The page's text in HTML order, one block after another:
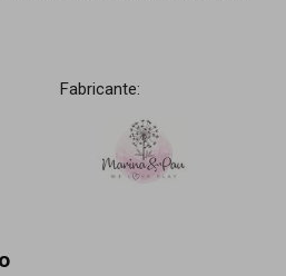
Fabricante: